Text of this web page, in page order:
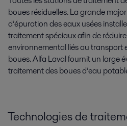
boues résiduelles. La grande
d’épuration des eaux usées
traitement spéciaux afin de
environnemental liés au transport
boues. Alfa Laval fournit un large
traitement des boues d’eau
Technologies de